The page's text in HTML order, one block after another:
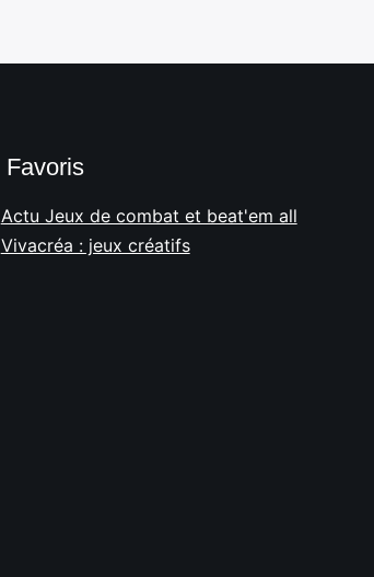
Favoris
Actu Jeux de combat et beat'em all
Vivacréa : jeux créatifs